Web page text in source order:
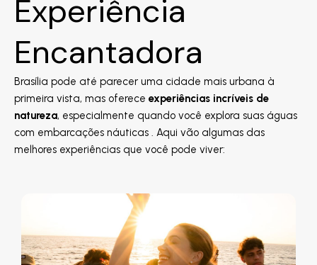
Experiência
Encantadora
Brasília pode até parecer uma cidade mais urbana à
primeira vista, mas oferece experiências incríveis de
natureza, especialmente quando você explora suas águas
com embarcações náuticas . Aqui vão algumas das
melhores experiências que você pode viver: